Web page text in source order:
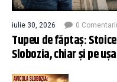
iulie 30, 2026 0
Tupeu de făptaș:
Slobozia, chiar și pe